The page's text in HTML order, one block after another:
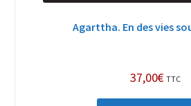
Agarttha. En des vies
37,00€ TTC